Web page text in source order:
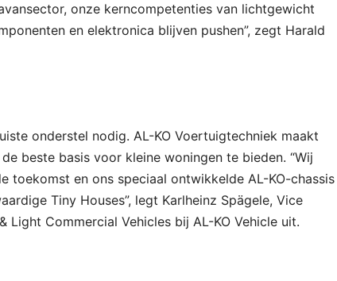
onze kerncompetenties van lichtgewicht
en elektronica blijven pushen”, zegt Harald
onderstel nodig. AL-KO Voertuigtechniek maakt
beste basis voor kleine woningen te bieden. “Wij
toekomst en ons speciaal ontwikkelde AL-KO-chassis
Tiny Houses”, legt Karlheinz Spägele, Vice
Light Commercial Vehicles bij AL-KO Vehicle uit.